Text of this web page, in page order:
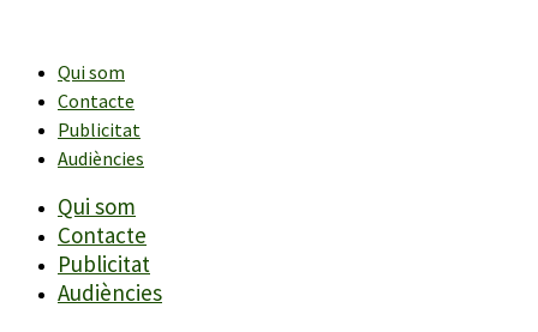
contingutQui som
Contacte
Publicitat
Audiències
Qui som
Contacte
Publicitat
Audiències